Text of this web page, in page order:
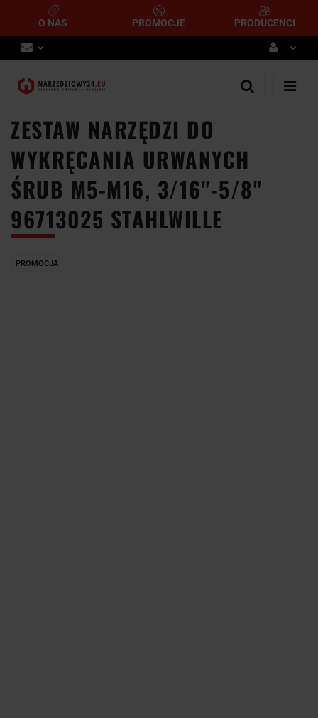
O NAS PROMOCJE PRODUCENCI
Zaloguj się
ZESTAW NARZĘDZI DO
WYKRĘCANIA URWANYCH
ŚRUB M5-M16, 3/16''-5/8''
96713025 STAHLWILLE
PROMOCJA